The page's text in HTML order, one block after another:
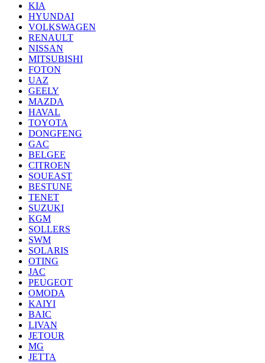
KIA
HYUNDAI
VOLKSWAGEN
RENAULT
NISSAN
MITSUBISHI
FOTON
UAZ
GEELY
MAZDA
HAVAL
TOYOTA
DONGFENG
GAC
BELGEE
CITROEN
SOUEAST
BESTUNE
TENET
SUZUKI
KGM
SOLLERS
SWM
SOLARIS
OTING
JAC
PEUGEOT
OMODA
KAIYI
BAIC
LIVAN
JETOUR
MG
JETTA